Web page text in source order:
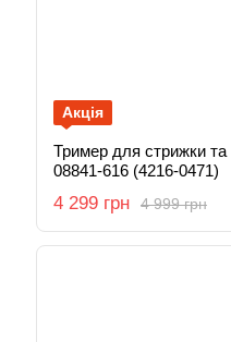
Акція
Тример для стрижки та
08841-616 (4216-0471)
4 999 грн
4 299 грн